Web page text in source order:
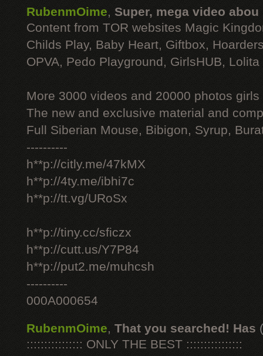
RubenmOime, Super, mega video abou
Content from TOR websites Magic
Childs Play, Baby Heart, Giftbox,
OPVA, Pedo Playground, GirlsHUB, Lolita
More 3000 videos and 20000 photos
The new and exclusive material and
Full Siberian Mouse, Bibigon, Syrup,
----------
h**p://citly.me/47kMX
h**p://4ty.me/ibhi7c
h**p://tt.vg/URoSx
h**p://tiny.cc/sficzx
h**p://cutt.us/Y7P84
h**p://put2.me/muhcsh
----------
000A000654
RubenmOime, That you searched! Has
:::::::::::::::: ONLY THE BEST ::::::::::::::::